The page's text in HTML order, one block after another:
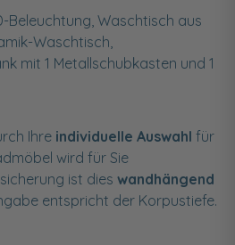
Beleuchtung, Waschtisch aus
Waschtisch,
mit 1 Metallschubkasten und 1
Ihre individuelle Auswahl für
wird für Sie
ist dies wandhängend
entspricht der Korpustiefe.